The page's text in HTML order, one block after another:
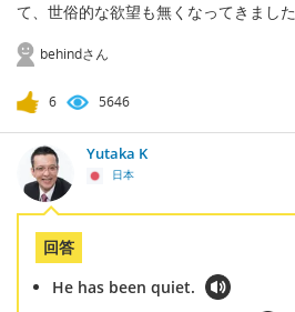
て、世俗的な欲望も無くなってきました
behindさん
6 5646
Yutaka K
日本
回答
He has been quiet.